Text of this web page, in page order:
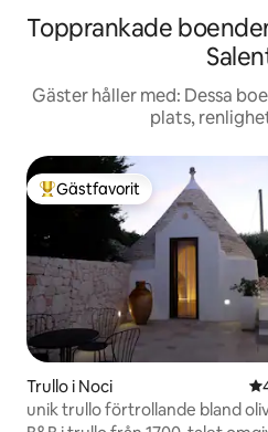
Topprankade
Gäster håller med: Dessa
plats,
Populär gästfavorit
Gästfavorit
Trullo i Noci
unik trullo förtrollande bland